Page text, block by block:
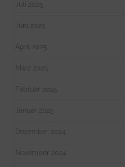
Juli 2025
Juni 2025
April 2025
März 2025
Februar 2025
Januar 2025
Dezember 2024
November 2024